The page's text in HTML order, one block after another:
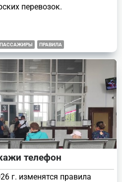
перевозок.
ПАССАЖИРЫ ПРАВИЛА
телефон
г. изменятся правила